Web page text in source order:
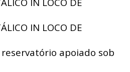
IN LOCO DE
apoiado sob